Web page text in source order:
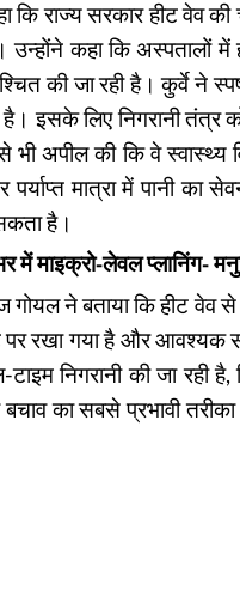
कि राज्य सरकार हीट वेव
उन्होंने कहा कि अस्पतालों
की जा रही है। कुर्वे ने
इसके लिए निगरानी तंत्र
अपील की कि वे स्वास्थ्य
मात्रा में पानी का
है।
में माइक्रो-लेवल प्लानिंग-
ने बताया कि हीट वेव से
पर रखा गया है और आवश्यक
निगरानी की जा रही
का सबसे प्रभावी